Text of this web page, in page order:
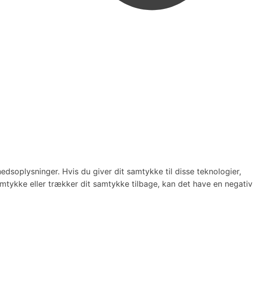
Hvis du giver dit samtykke til disse teknologier,
eller trækker dit samtykke tilbage, kan det have en negativ